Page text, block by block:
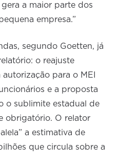
a maior parte dos
empresa.”
segundo Goetten, já
o reajuste
para o MEI
e a proposta
o sublimite estadual de
obrigatório. O relator
a estimativa de
que circula sobre a